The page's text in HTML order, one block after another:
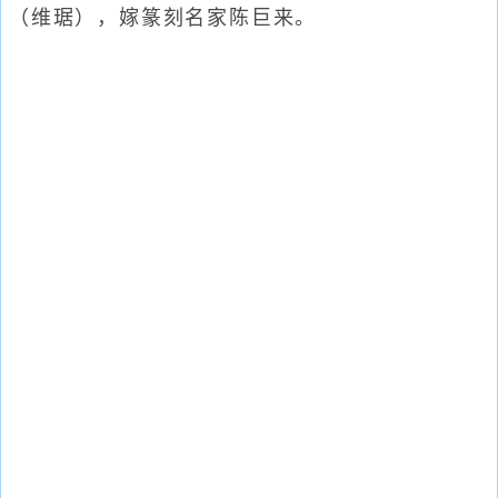
（维琚），嫁篆刻名家陈巨来。